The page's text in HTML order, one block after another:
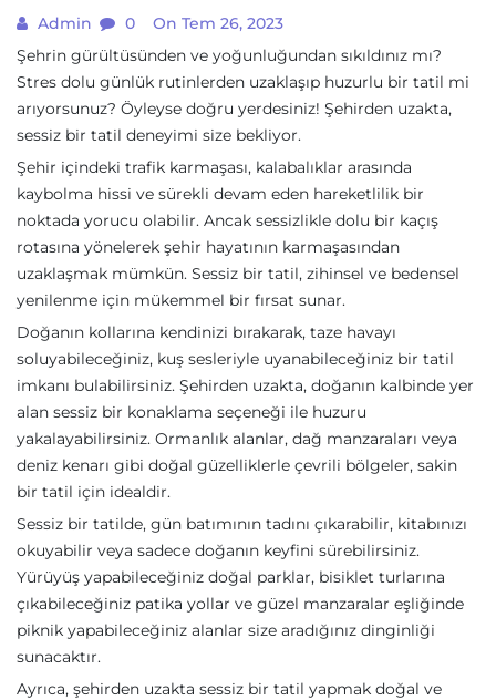
Admin 0
On Tem 26, 2023
Şehrin gürültüsünden ve yoğunluğundan sıkıldınız mı?
Stres dolu günlük rutinlerden uzaklaşıp huzurlu bir tatil mi
arıyorsunuz? Öyleyse doğru yerdesiniz! Şehirden uzakta,
sessiz bir tatil deneyimi size bekliyor.
Şehir içindeki trafik karmaşası, kalabalıklar arasında
kaybolma hissi ve sürekli devam eden hareketlilik bir
noktada yorucu olabilir. Ancak sessizlikle dolu bir kaçış
rotasına yönelerek şehir hayatının karmaşasından
uzaklaşmak mümkün. Sessiz bir tatil, zihinsel ve bedensel
yenilenme için mükemmel bir fırsat sunar.
Doğanın kollarına kendinizi bırakarak, taze havayı
soluyabileceğiniz, kuş sesleriyle uyanabileceğiniz bir tatil
imkanı bulabilirsiniz. Şehirden uzakta, doğanın kalbinde yer
alan sessiz bir konaklama seçeneği ile huzuru
yakalayabilirsiniz. Ormanlık alanlar, dağ manzaraları veya
deniz kenarı gibi doğal güzelliklerle çevrili bölgeler, sakin
bir tatil için idealdir.
Sessiz bir tatilde, gün batımının tadını çıkarabilir, kitabınızı
okuyabilir veya sadece doğanın keyfini sürebilirsiniz.
Yürüyüş yapabileceğiniz doğal parklar, bisiklet turlarına
çıkabileceğiniz patika yollar ve güzel manzaralar eşliğinde
piknik yapabileceğiniz alanlar size aradığınız dinginliği
sunacaktır.
Ayrıca, şehirden uzakta sessiz bir tatil yapmak doğal ve